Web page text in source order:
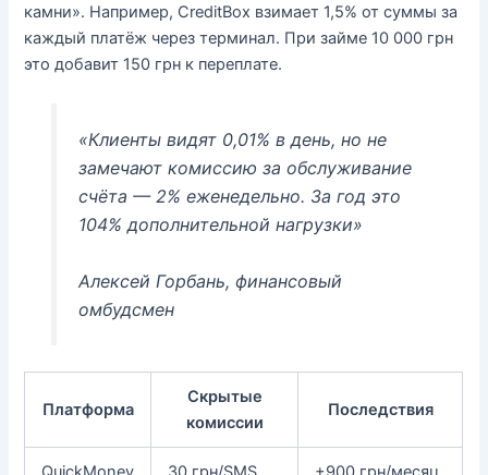
камни». Например, CreditBox взимает 1,5% от суммы за
каждый платёж через терминал. При займе 10 000 грн
это добавит 150 грн к переплате.
«Клиенты видят 0,01% в день, но не
замечают комиссию за обслуживание
счёта — 2% еженедельно. За год это
104% дополнительной нагрузки»
Алексей Горбань, финансовый
омбудсмен
Платформа
Скрытые
комиссии
Последствия